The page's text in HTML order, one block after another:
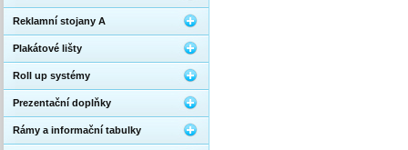
Reklamní stojany A
Plakátové lišty
Roll up systémy
Prezentační doplňky
Rámy a informační tabulky